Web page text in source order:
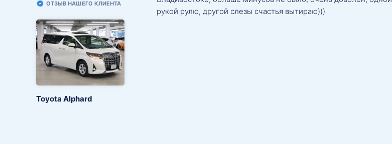
ОТЗЫВ НАШЕГО КЛИЕНТА
Toyota Alphard
рукой рулю, другой слезы счастья вытираю)))